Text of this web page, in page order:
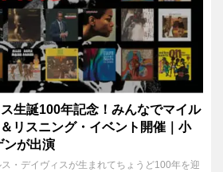
生誕100年記念！みんなでマイル
リスニング・イベント開催｜小
ンが出演
・デイヴィスが生まれてちょうど100年を迎